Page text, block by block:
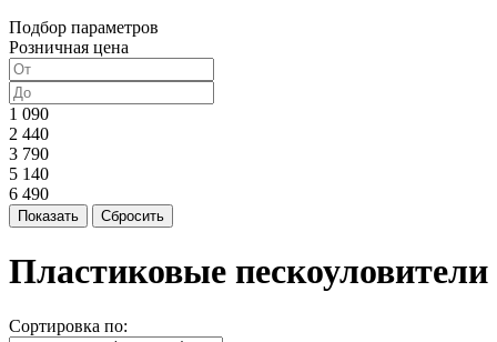
Подбор параметров
Розничная цена
1 090
2 440
3 790
5 140
6 490
Пластиковые пескоуловители
Сортировка по: